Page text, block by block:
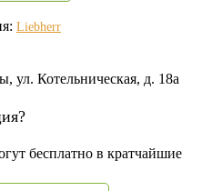
Liebherr
ул. Котельническая, д. 18а
бесплатно в кратчайшие